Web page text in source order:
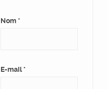
Nom *
E-mail*